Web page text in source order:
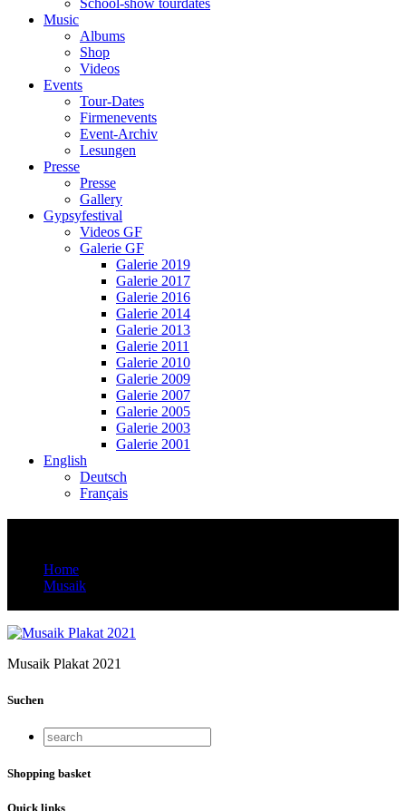
Music
Albums
Shop
Videos
Events
Tour-Dates
Firmenevents
Event-Archiv
Lesungen
Presse
Presse
Gallery
Gypsyfestival
Videos GF
Galerie GF
Galerie 2019
Galerie 2017
Galerie 2016
Galerie 2014
Galerie 2013
Galerie 2011
Galerie 2010
Galerie 2009
Galerie 2007
Galerie 2005
Galerie 2003
Galerie 2001
English
Deutsch
Français
Home
Musaik
Musaik Plakat 2021
Suchen
Shopping basket
Quick links